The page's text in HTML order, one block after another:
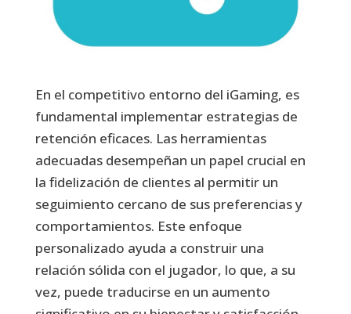
En el competitivo entorno del iGaming, es
fundamental implementar estrategias de
retención eficaces. Las herramientas
adecuadas desempeñan un papel crucial en
la fidelización de clientes al permitir un
seguimiento cercano de sus preferencias y
comportamientos. Este enfoque
personalizado ayuda a construir una
relación sólida con el jugador, lo que, a su
vez, puede traducirse en un aumento